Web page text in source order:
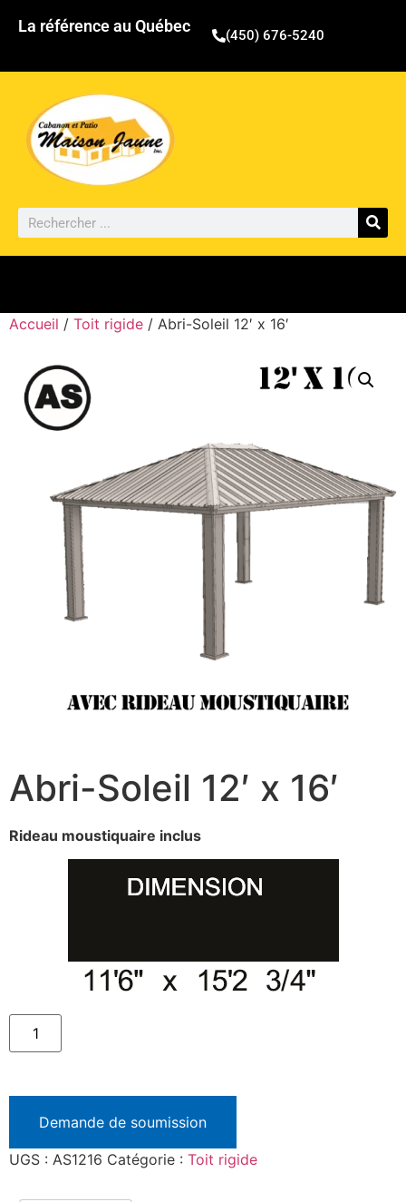
La référence au Québec (450) 676-5240
Accueil / Toit rigide / Abri-Soleil 12′ x 16′
Abri-Soleil 12′ x 16′
Rideau moustiquaire inclus
Demande de soumission
UGS : AS1216 Catégorie : Toit rigide